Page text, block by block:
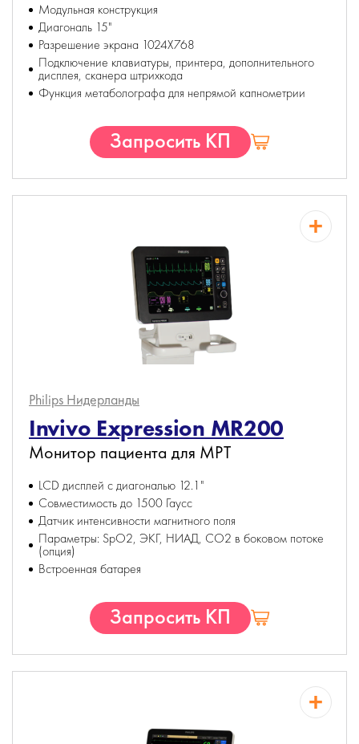
Модульная конструкция
Диагональ 15"
Разрешение экрана 1024Х768
Подключение клавиатуры, принтера, дополнительного
дисплея, cканера штрихкода
Функция метаболографа для непрямой капнометрии
Запросить КП
Philips Нидерланды
Invivo Expression MR200
Монитор пациента для МРТ
LCD дисплей с диагональю 12.1"
Совместимость до 1500 Гаусс
Датчик интенсивности магнитного поля
Параметры: SpO2, ЭКГ, НИАД, CO2 в боковом потоке
(опция)
Встроенная батарея
Запросить КП